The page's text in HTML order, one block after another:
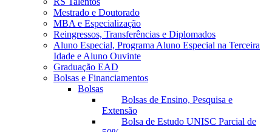
Mestrado e Doutorado
MBA e Especialização
Reingressos, Transferências e Diplomados
Aluno Especial, Programa Aluno Especial na Terceira
Idade e Aluno Ouvinte
Graduação EAD
Bolsas e Financiamentos
Bolsas
Bolsas de Ensino, Pesquisa e
Extensão
Bolsa de Estudo UNISC Parcial de